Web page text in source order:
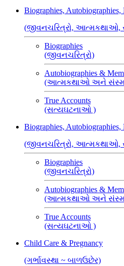
Biographies,
(જીવનચરિત્રો,
Biographies
(જીવનચરિત્રો)
Autobiographies &
(આત્મકથાઓ અને
True Accounts
(સત્યઘટનાઓ )
Biographies,
(જીવનચરિત્રો,
Biographies
(જીવનચરિત્રો)
Autobiographies &
(આત્મકથાઓ અને
True Accounts
(સત્યઘટનાઓ )
Child Care & Pregnancy
(ગર્ભાવસ્થા ~ બાળઉછેર)